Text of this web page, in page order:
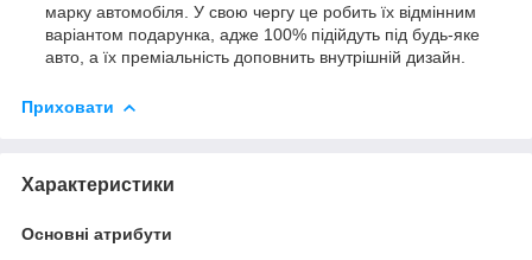
марку автомобіля. У свою чергу це робить їх відмінним
варіантом подарунка, адже 100% підійдуть під будь-яке
авто, а їх преміальність доповнить внутрішній дизайн.
Приховати
Характеристики
Основні атрибути